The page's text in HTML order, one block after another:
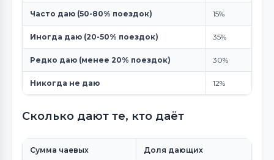
Часто даю (50-80% поездок) 15%
Иногда даю (20-50% поездок) 35%
Редко даю (менее 20% поездок) 30%
Никогда не даю 12%
Сколько дают те, кто даёт
Сумма чаевых Доля дающих